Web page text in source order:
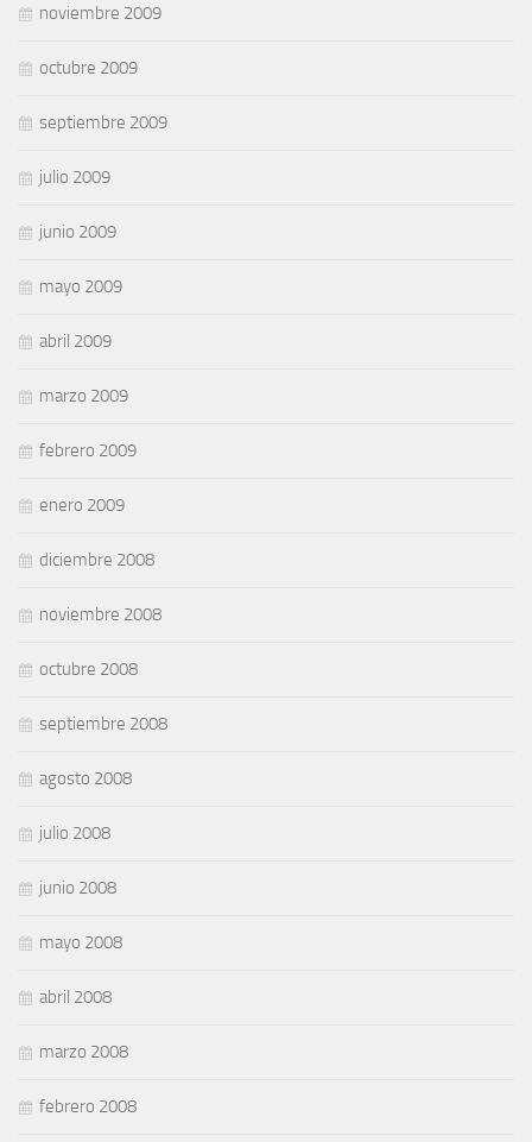
noviembre 2009
octubre 2009
septiembre 2009
julio 2009
junio 2009
mayo 2009
abril 2009
marzo 2009
febrero 2009
enero 2009
diciembre 2008
noviembre 2008
octubre 2008
septiembre 2008
agosto 2008
julio 2008
junio 2008
mayo 2008
abril 2008
marzo 2008
febrero 2008